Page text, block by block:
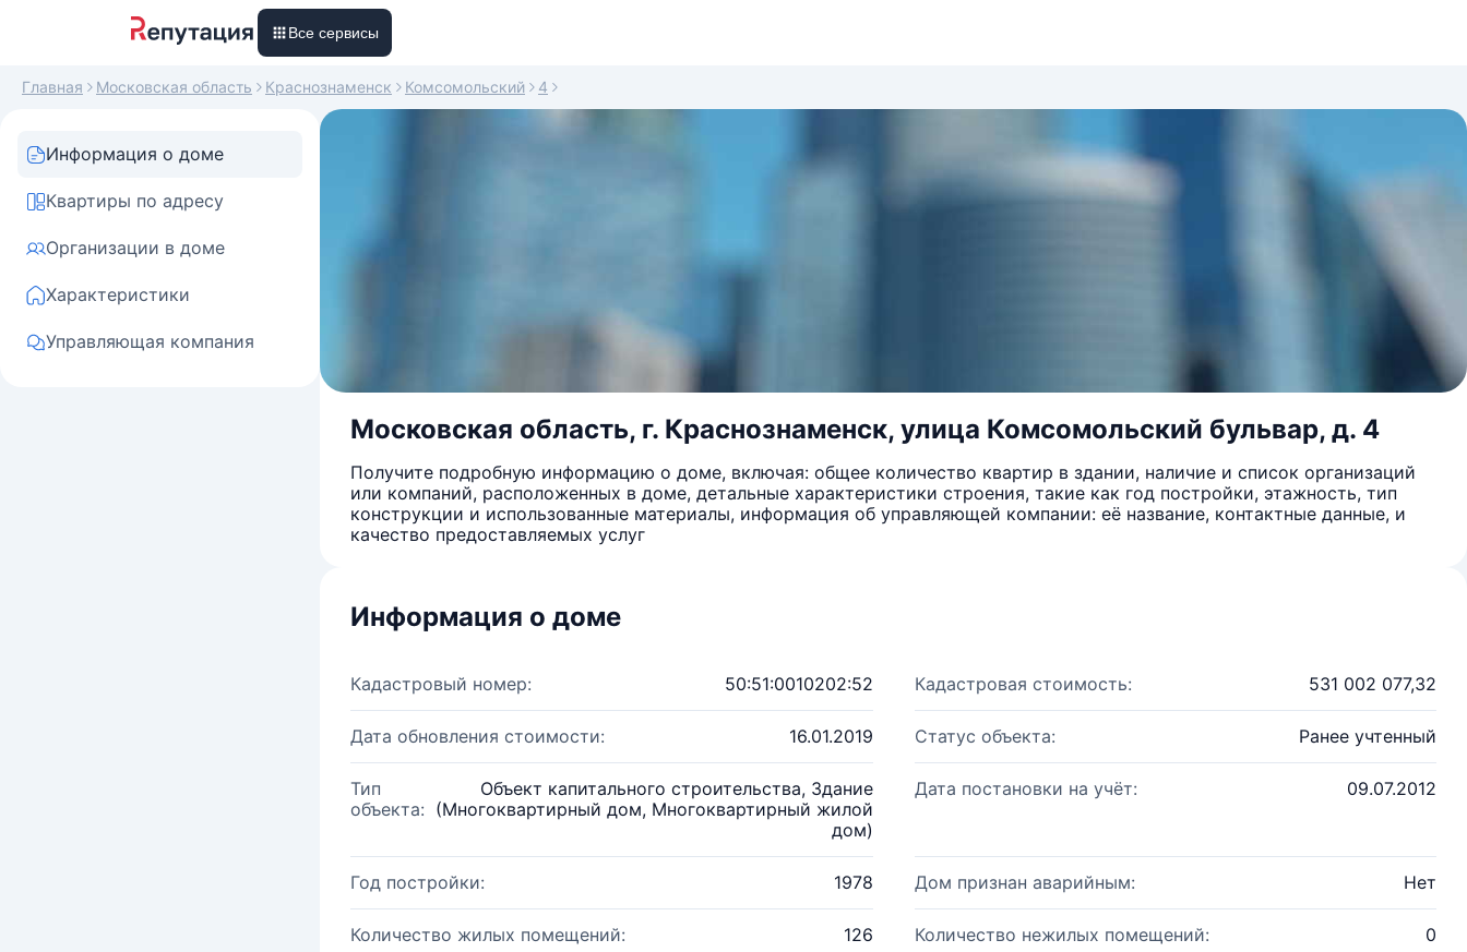
Все сервисы
Главная Московская область Краснознаменск Комсомольский 4
Информация о доме
Квартиры по адресу
Организации в доме
Характеристики
Управляющая компания
Московская область, г. Краснознаменск, улица Комсомольский бульвар, д. 4
Получите подробную информацию о доме, включая: общее количество квартир в здании, наличие и список организаций
или компаний, расположенных в доме, детальные характеристики строения, такие как год постройки, этажность, тип
конструкции и использованные материалы, информация об управляющей компании: её название, контактные данные, и
качество предоставляемых услуг
Информация о доме
Кадастровый номер: 50:51:0010202:52 Кадастровая стоимость: 531 002 077,32
Дата обновления стоимости: 16.01.2019 Статус объекта: Ранее учтенный
Тип
объекта:
Объект капитального строительства, Здание
(Многоквартирный дом, Многоквартирный жилой
дом)
Дата постановки на учёт: 09.07.2012
Год постройки: 1978 Дом признан аварийным: Нет
Количество жилых помещений: 126 Количество нежилых помещений: 0